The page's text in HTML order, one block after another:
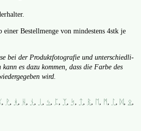
einer Bestell­men­ge von min­des­tens 4stk je
bei der Pro­dukt­fo­to­gra­fie und unter­schied­li­
es dazu kom­men, dass die Far­be des
wird.
, ᚹ, ᚼ , ᚺ , ᚾ , , ᛃ, ᛈ , ᛉ, ᛋ , ᛏ, ᛒ , ᛖ , ᛗ, ᛚ , ᛞ, ᛟ,